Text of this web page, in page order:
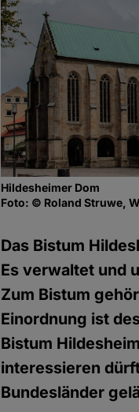
Hildesheimer Dom
Foto: © Roland Struwe,
Das Bistum
Es verwaltet und
Zum Bistum
Einordnung ist
Bistum
interessieren
Bundesländer